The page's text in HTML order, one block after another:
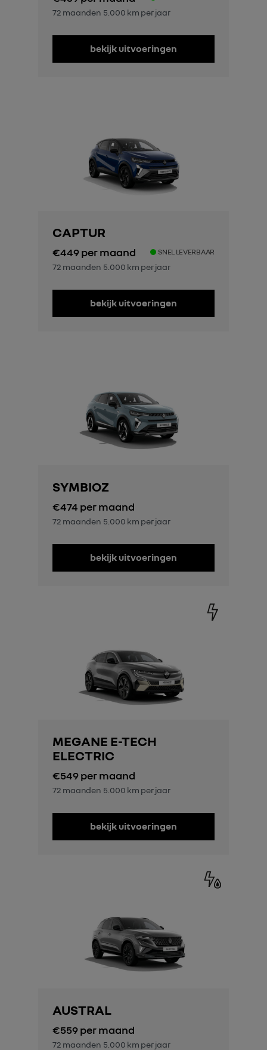
72 maanden 5.000 km per jaar
bekijk uitvoeringen
CAPTUR
€449per maand SNEL LEVERBAAR
72 maanden 5.000 km per jaar
bekijk uitvoeringen
SYMBIOZ
€474 per maand
72 maanden 5.000 km per jaar
bekijk uitvoeringen
MEGANE E-TECH
ELECTRIC
€549per maand
72 maanden 5.000 km per jaar
bekijk uitvoeringen
AUSTRAL
€559per maand
72 maanden 5.000 km per jaar